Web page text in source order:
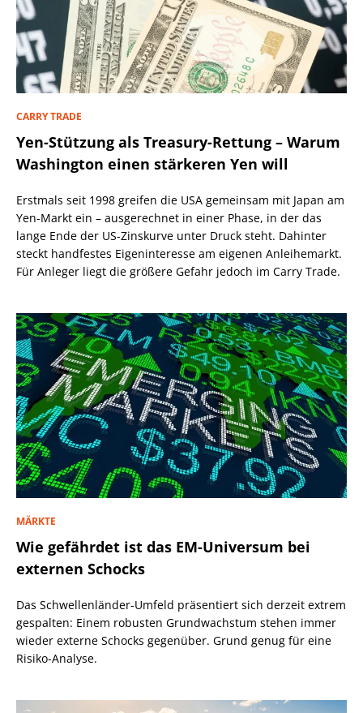
CARRY TRADE
Yen-Stützung als Treasury-Rettung – Warum
Washington einen stärkeren Yen will
Erstmals seit 1998 greifen die USA gemeinsam mit Japan am
Yen-Markt ein – ausgerechnet in einer Phase, in der das
lange Ende der US-Zinskurve unter Druck steht. Dahinter
steckt handfestes Eigeninteresse am eigenen Anleihemarkt.
Für Anleger liegt die größere Gefahr jedoch im Carry Trade.
MÄRKTE
Wie gefährdet ist das EM-Universum bei
externen Schocks
Das Schwellenländer-Umfeld präsentiert sich derzeit extrem
gespalten: Einem robusten Grundwachstum stehen immer
wieder externe Schocks gegenüber. Grund genug für eine
Risiko-Analyse.